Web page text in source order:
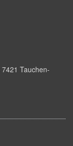
Tauchen-